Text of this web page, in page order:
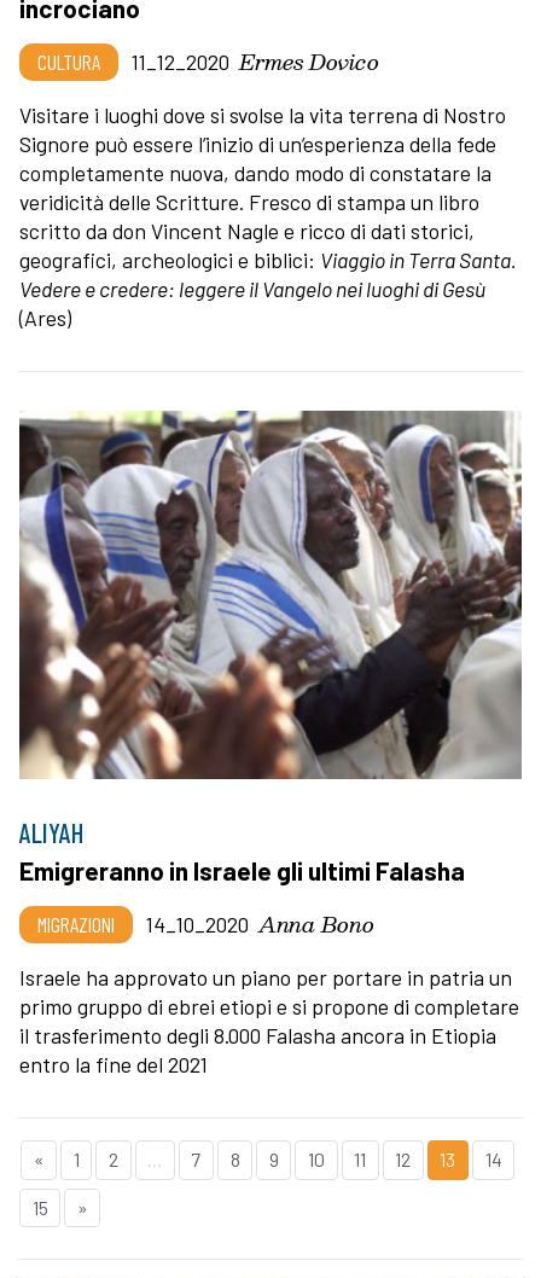
incrociano
CULTURA 11_12_2020 Ermes Dovico
Visitare i luoghi dove si svolse la vita terrena di Nostro
Signore può essere l’inizio di un’esperienza della fede
completamente nuova, dando modo di constatare la
veridicità delle Scritture. Fresco di stampa un libro
scritto da don Vincent Nagle e ricco di dati storici,
geografici, archeologici e biblici: Viaggio in Terra Santa.
Vedere e credere: leggere il Vangelo nei luoghi di Gesù
(Ares)
ALIYAH
Emigreranno in Israele gli ultimi Falasha
MIGRAZIONI 14_10_2020 Anna Bono
Israele ha approvato un piano per portare in patria un
primo gruppo di ebrei etiopi e si propone di completare
il trasferimento degli 8.000 Falasha ancora in Etiopia
entro la fine del 2021
« 1 2 ... 7 8 9 10 11 12 13 14
15 »